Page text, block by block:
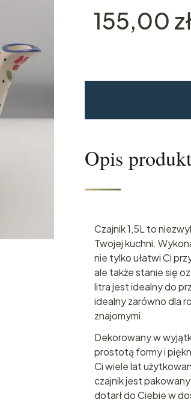
Cena
155,00
Opis
Czajnik 1,5L to
Twojej kuchni.
nie tylko ułatwi Ci
ale także stanie się
litra jest idealny do
idealny zarówno dla
znajomymi.
Dekorowany w
prostotą formy i
Ci wiele lat
czajnik jest
dotarł do Ciebie w